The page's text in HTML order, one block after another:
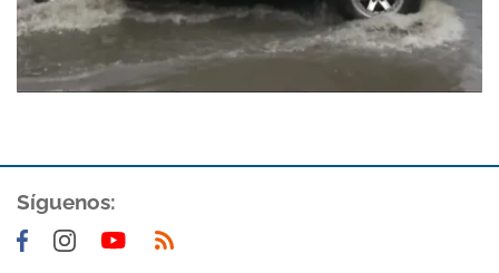
Síguenos: